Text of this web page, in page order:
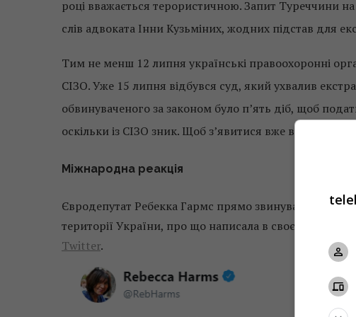
році вважається терористичною. Запит Туреччини
слів адвоката Інни Кузьміних, жодних підстав для
Тим не менш 12 липня українські правоохоронні
СІЗО. Уже 15 липня відбувся суд, який ухвалив
обвинуваченого за законом було п’ять діб, щоб
оскільки із СІЗО зник. Щоб з’явитися вже в
Міжнародна реакція
Євродепутат Ребекка Гармс прямо звинуватила
території України, про що написала в своєму
Twitter.